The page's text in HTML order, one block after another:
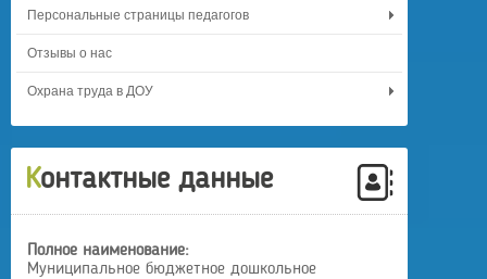
Персональные страницы педагогов
Отзывы о нас
Охрана труда в ДОУ
Контактные данные
Полное наименование:
Муниципальное бюджетное дошкольное